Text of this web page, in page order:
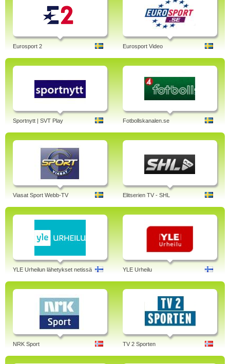
Eurosport 2 Eurosport Video
Sportnytt | SVT Play Fotbollskanalen.se
Viasat Sport Webb-TV Elitserien TV - SHL
YLE Urheilun lähetykset netissä YLE Urheilu
NRK Sport TV 2 Sporten